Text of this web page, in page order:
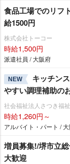
食品工場でのリフ
給1500円
株式会社トーコー
時給1,500円
派遣社員 / 大阪府
NEW
キッチン
すい調理補助の
社会福祉法人さつき福
時給1,260円～
アルバイト・パート /
増員募集!/堺市立
大歓迎